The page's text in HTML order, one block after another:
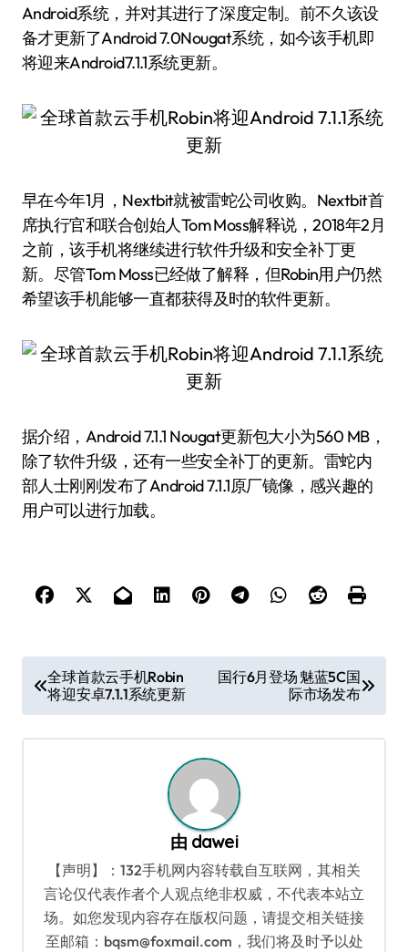
Android系统，并对其进行了深度定制。前不久该设
备才更新了Android 7.0Nougat系统，如今该手机即
将迎来Android7.1.1系统更新。
早在今年1月，Nextbit就被雷蛇公司收购。Nextbit首
席执行官和联合创始人Tom Moss解释说，2018年2月
之前，该手机将继续进行软件升级和安全补丁更
新。尽管Tom Moss已经做了解释，但Robin用户仍然
希望该手机能够一直都获得及时的软件更新。
据介绍，Android 7.1.1 Nougat更新包大小为560 MB，
除了软件升级，还有一些安全补丁的更新。雷蛇内
部人士刚刚发布了Android 7.1.1原厂镜像，感兴趣的
用户可以进行加载。
章
导
全球首款云手机Robin
将迎安卓7.1.1系统更新
国行6月登场 魅蓝5C国
际市场发布
由 dawei
【声明】：132手机网内容转载自互联网，其相关
言论仅代表作者个人观点绝非权威，不代表本站立
场。如您发现内容存在版权问题，请提交相关链接
至邮箱：bqsm@foxmail.com，我们将及时予以处